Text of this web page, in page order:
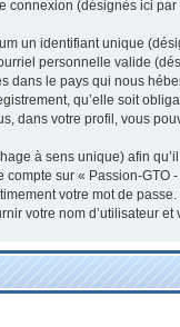
connexion (désignés ici
un identifiant unique
personnelle valide
dans le pays qui nous
qu’elle soit
dans votre profil, vous
à sens unique) afin
compte sur « Passion-
votre mot de
votre nom d’utilisateur